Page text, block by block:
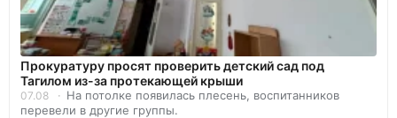
Прокуратуру просят проверить детский сад под
Тагилом из-за протекающей крыши
07.08
На потолке появилась плесень, воспитанников
перевели в другие группы.